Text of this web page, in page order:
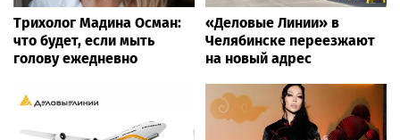
Трихолог Мадина Осман:
что будет, если мыть
голову ежедневно
«Деловые Линии» в
Челябинске переезжают
на новый адрес